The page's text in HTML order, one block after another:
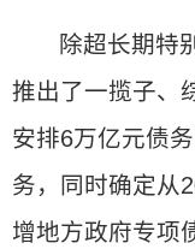
除超长期特
推出了一揽子、
安排6万亿元债
务，同时确定从
增地方政府专项